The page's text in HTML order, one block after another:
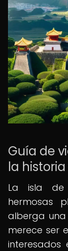
Guía de
la
La isla de
hermosas
alberga una
merece ser
interesados